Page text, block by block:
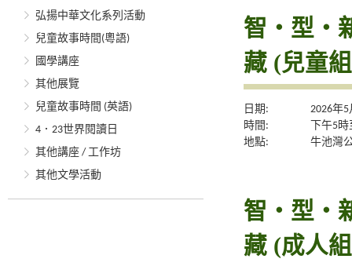
弘揚中華文化系列活動
兒童故事時間(粵語)
國學講座
其他展覽
兒童故事時間 (英語)
4．23世界閱讀日
其他講座 / 工作坊
其他文學活動
智・型・
藏 (兒童
日期:
2026年
時間:
下午5
地點:
牛池灣
智・型・
藏 (成人